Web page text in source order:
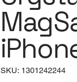
SKU: SKU
1301242244
1301242244